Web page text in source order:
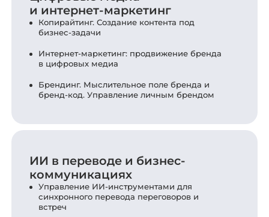
и интернет-маркетинг
Копирайтинг. Создание контента под
бизнес-задачи
Интернет-маркетинг: продвижение бренда
в цифровых медиа
Брендинг. Мыслительное поле бренда и
бренд-код. Управление личным брендом
ИИ в переводе и бизнес-
коммуникациях
Управление ИИ-инструментами для
синхронного перевода переговоров и
встреч